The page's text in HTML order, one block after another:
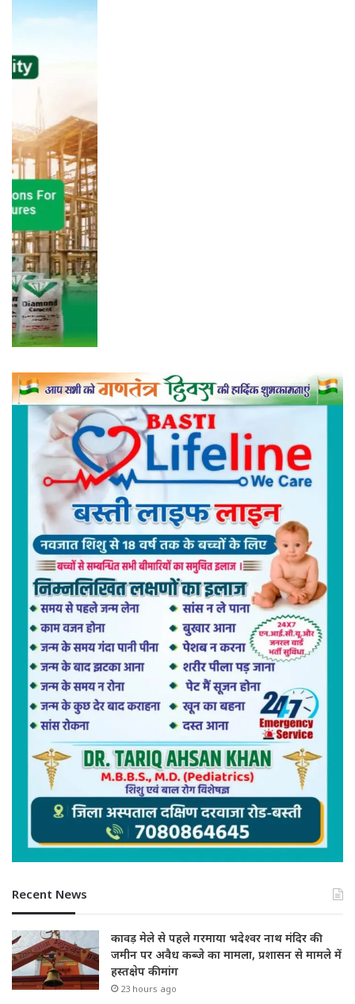
Recent News
कावड़ मेले से पहले गरमाया भदेश्वर नाथ मंदिर की
जमीन पर अवैध कब्जे का मामला, प्रशासन से मामले में
हस्तक्षेप की मांग
23 hours ago